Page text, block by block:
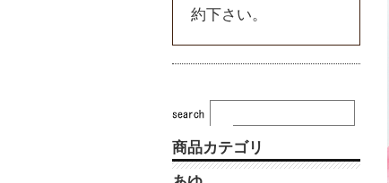
約下さい。
商品カテゴリ